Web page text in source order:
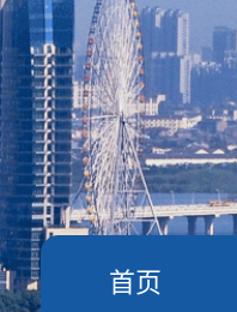
首页